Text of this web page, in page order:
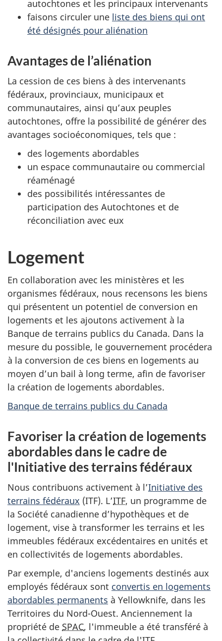
autochtones et les principaux intervenants
faisons circuler une liste des biens qui ont
été désignés pour aliénation
Avantages de l’aliénation
La cession de ces biens à des intervenants
fédéraux, provinciaux, municipaux et
communautaires, ainsi qu’aux peuples
autochtones, offre la possibilité de générer des
avantages socioéconomiques, tels que :
des logements abordables
un espace communautaire ou commercial
réaménagé
des possibilités intéressantes de
participation des Autochtones et de
réconciliation avec eux
Logement
En collaboration avec les ministères et les
organismes fédéraux, nous recensons les biens
qui présentent un potentiel de conversion en
logements et les ajoutons activement à la
Banque de terrains publics du Canada. Dans la
mesure du possible, le gouvernement procédera
à la conversion de ces biens en logements au
moyen d’un bail à long terme, afin de favoriser
la création de logements abordables.
Banque de terrains publics du Canada
Favoriser la création de logements
abordables dans le cadre de
l'Initiative des terrains fédéraux
Nous contribuons activement à l’Initiative des
terrains fédéraux (ITF). L’ITF, un programme de
la Société canadienne d’hypothèques et de
logement, vise à transformer les terrains et les
immeubles fédéraux excédentaires en unités et
en collectivités de logements abordables.
Par exemple, d'anciens logements destinés aux
employés fédéraux sont convertis en logements
abordables permanents à Yellowknife, dans les
Territoires du Nord-Ouest. Anciennement la
propriété de SPAC, l'immeuble a été transféré à